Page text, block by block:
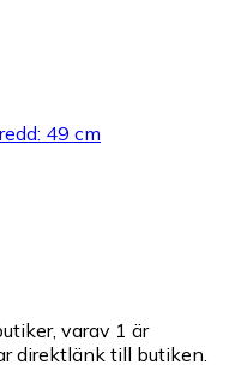
49 cm
varav 1 är
direktlänk till butiken.